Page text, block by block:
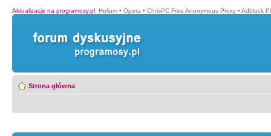
Aktualizacje na programosy.pl: Helium • Opera • ChrisPC Free Anonymous Proxy • Adblock
Strona główna